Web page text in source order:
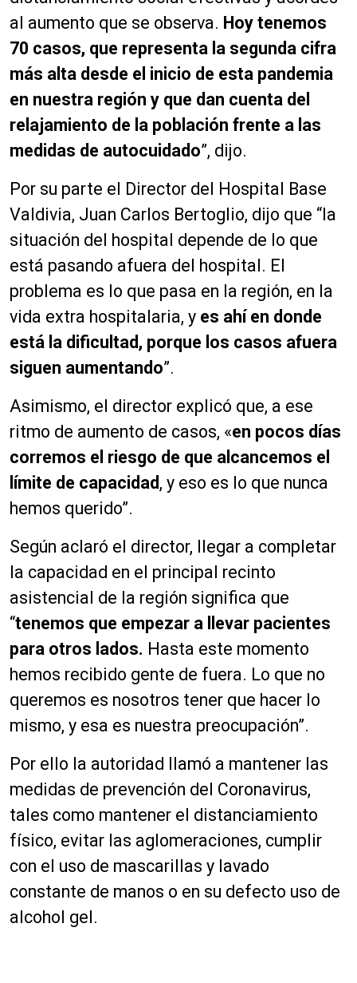
al aumento que se observa. Hoy tenemos
70 casos, que representa la segunda cifra
más alta desde el inicio de esta pandemia
en nuestra región y que dan cuenta del
relajamiento de la población frente a las
medidas de autocuidado”, dijo.
Por su parte el Director del Hospital Base
Valdivia, Juan Carlos Bertoglio, dijo que “la
situación del hospital depende de lo que
está pasando afuera del hospital. El
problema es lo que pasa en la región, en la
vida extra hospitalaria, y es ahí en donde
está la dificultad, porque los casos afuera
siguen aumentando”.
Asimismo, el director explicó que, a ese
ritmo de aumento de casos, «en pocos días
corremos el riesgo de que alcancemos el
límite de capacidad, y eso es lo que nunca
hemos querido”.
Según aclaró el director, llegar a completar
la capacidad en el principal recinto
asistencial de la región significa que
“tenemos que empezar a llevar pacientes
para otros lados. Hasta este momento
hemos recibido gente de fuera. Lo que no
queremos es nosotros tener que hacer lo
mismo, y esa es nuestra preocupación”.
Por ello la autoridad llamó a mantener las
medidas de prevención del Coronavirus,
tales como mantener el distanciamiento
físico, evitar las aglomeraciones, cumplir
con el uso de mascarillas y lavado
constante de manos o en su defecto uso de
alcohol gel.